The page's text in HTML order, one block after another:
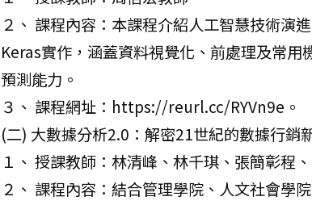
２、 課程內容：本課程介紹人工智慧技術演
Keras實作，涵蓋資料視覺化、前處理及常
預測能力。
３、 課程網址：https://reurl.cc/RYVn9e。
(二) 大數據分析2.0：解密21世紀的數據行銷
１、 授課教師：林清峰、林千琪、張簡彰程
２、 課程內容：結合管理學院、人文社會學